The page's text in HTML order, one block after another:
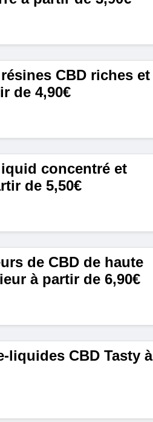
CBD riches et
de 4,90€
concentré et
de 5,50€
de CBD de haute
à partir de 6,90€
liquides CBD Tasty à